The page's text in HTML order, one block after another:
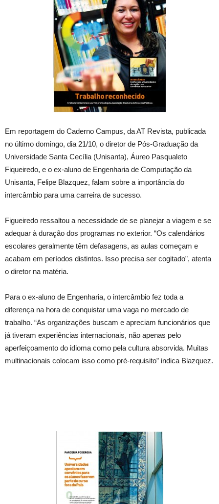
Em reportagem do Caderno Campus, da AT Revista, publicada
no último domingo, dia 21/10, o diretor de Pós-Graduação da
Universidade Santa Cecília (Unisanta), Áureo Pasqualeto
Fiqueiredo, e o ex-aluno de Engenharia de Computação da
Unisanta, Felipe Blazquez, falam sobre a importância do
intercâmbio para uma carreira de sucesso.
Figueiredo ressaltou a necessidade de se planejar a viagem e se
adequar à duração dos programas no exterior. “Os calendários
escolares geralmente têm defasagens, as aulas começam e
acabam em períodos distintos. Isso precisa ser cogitado”, atenta
o diretor na matéria.
Para o ex-aluno de Engenharia, o intercâmbio fez toda a
diferença na hora de conquistar uma vaga no mercado de
trabalho. “As organizações buscam e apreciam funcionários que
já tiveram experiências internacionais, não apenas pelo
aperfeiçoamento do idioma como pela cultura absorvida. Muitas
multinacionais colocam isso como pré-requisito” indica Blazquez.